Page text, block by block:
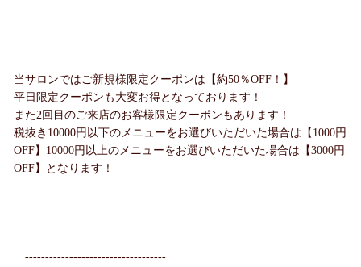
当サロンではご新規様限定クーポンは【約50％OFF！】
平日限定クーポンも大変お得となっております！
また2回目のご来店のお客様限定クーポンもあります！
税抜き10000円以下のメニューをお選びいただいた場合は【1000円
OFF】10000円以上のメニューをお選びいただいた場合は【3000円
OFF】となります！
-----------------------------------